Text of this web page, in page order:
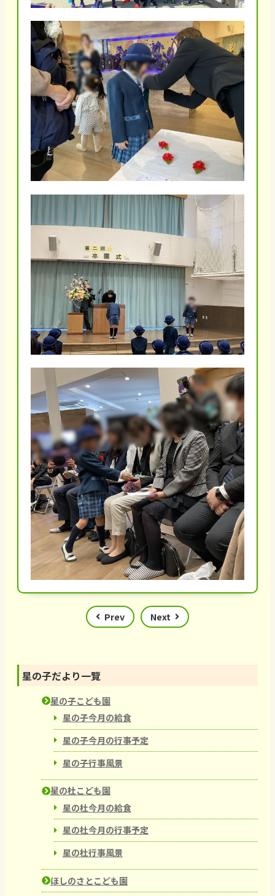
Prev Next
星の子だより一覽
星の子こども園
星の子今月の給食
星の子今月の行事予定
星の子行事風景
星の杜こども園
星の杜今月の給食
星の杜今月の行事予定
星の杜行事風景
ほしのさとこども園